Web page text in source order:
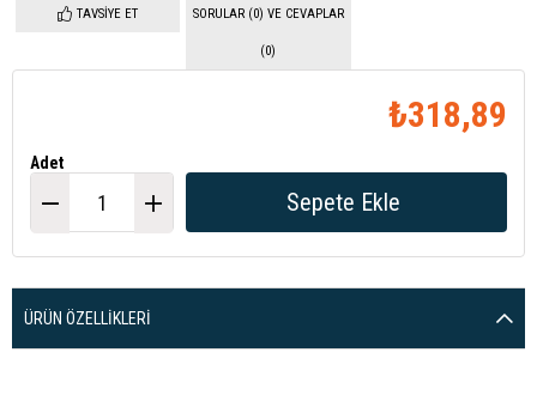
TAVSIYE ET SORULAR (0) VE CEVAPLAR
(0)
₺318,89
Adet
ÜRÜN ÖZELLIKLERI